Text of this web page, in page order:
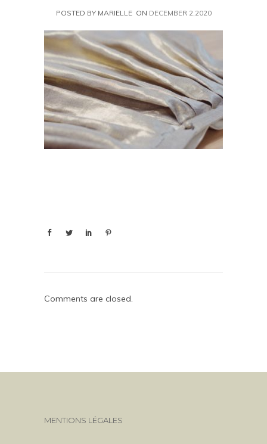
POSTED BY MARIELLE ON DECEMBER 2,2020
Comments are closed.
MENTIONS LÉGALES